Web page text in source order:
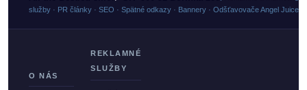
služby · PR články · SEO · Spätné odkazy · Bannery · Odšťavovače Angel Juicer
O NÁS
REKLAMNÉ
SLUŽBY